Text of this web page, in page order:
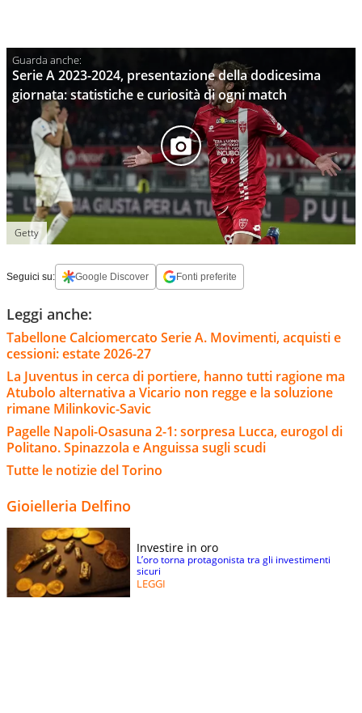
Serie A 2023-2024, presentazione della dodicesima
giornata: statistiche e curiosità di ogni match
Getty
Seguici su: Google Discover Fonti preferite
Leggi anche:
Tabellone Calciomercato Serie A. Movimenti, acquisti e
cessioni: estate 2026-27
La Juventus in cerca di portiere, hanno tutti ragione ma
Atubolo alternativa a Vicario non regge e la soluzione
rimane Milinkovic-Savic
Pagelle Napoli-Osasuna 2-1: sorpresa Lucca, eurogol di
Politano. Spinazzola e Anguissa sugli scudi
Tutte le notizie del Torino
Gioielleria Delfino
Investire in oro
L’oro torna protagonista tra gli investimenti
sicuri
LEGGI